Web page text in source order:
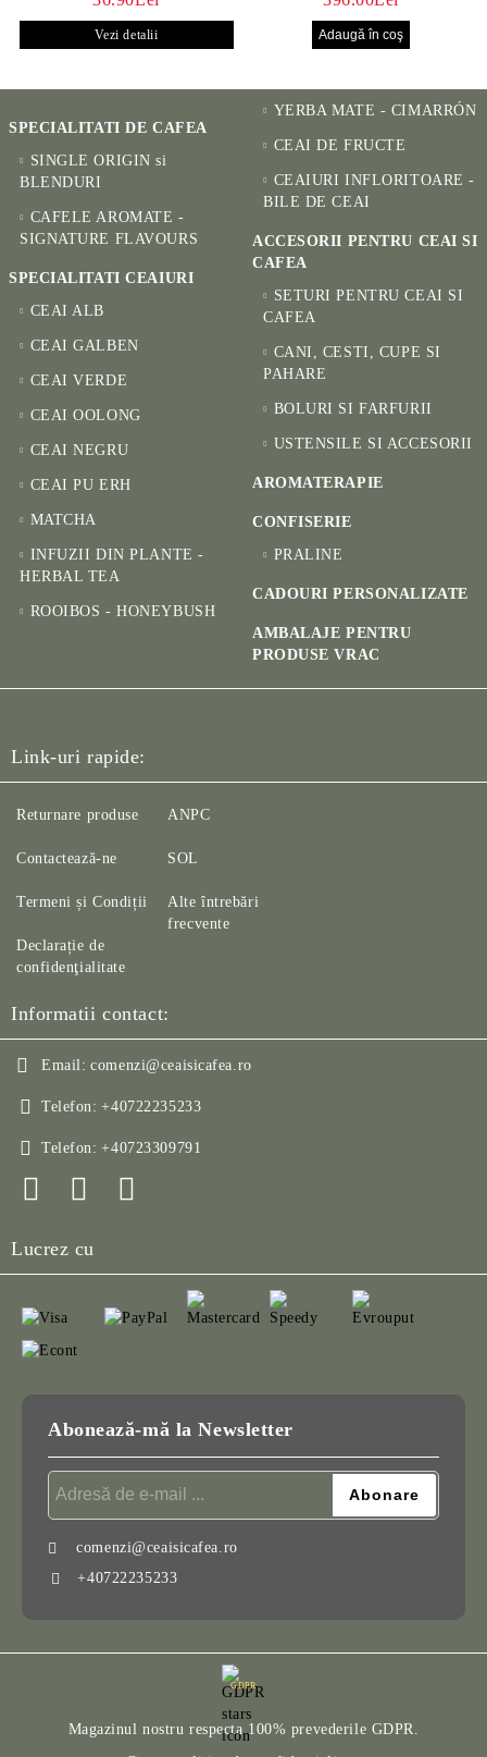
Vezi detalii
SPECIALITATI DE CAFEA
SINGLE ORIGIN si
BLENDURI
CAFELE AROMATE -
SIGNATURE FLAVOURS
SPECIALITATI CEAIURI
CEAI ALB
CEAI GALBEN
CEAI VERDE
CEAI OOLONG
CEAI NEGRU
CEAI PU ERH
MATCHA
INFUZII DIN PLANTE -
HERBAL TEA
ROOIBOS - HONEYBUSH
YERBA MATE - CIMARRÓN
CEAI DE FRUCTE
CEAIURI INFLORITOARE -
BILE DE CEAI
ACCESORII PENTRU CEAI SI
CAFEA
SETURI PENTRU CEAI SI
CAFEA
CANI, CESTI, CUPE SI
PAHARE
BOLURI SI FARFURII
USTENSILE SI ACCESORII
AROMATERAPIE
CONFISERIE
PRALINE
CADOURI PERSONALIZATE
AMBALAJE PENTRU
PRODUSE VRAC
Link-uri rapide:
Returnare produse
Contactează-ne
Termeni și Condiții
Declarație de
confidenţialitate
ANPC
SOL
Alte întrebări
frecvente
Informatii contact:
Email: comenzi@ceaisicafea.ro
Telefon: +40722235233
Telefon: +40723309791
Lucrez cu
Abonează-mă la Newsletter
comenzi@ceaisicafea.ro
+40722235233
GDPR
Magazinul nostru respecta 100% prevederile GDPR.